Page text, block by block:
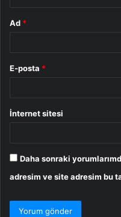
Ad *
E-posta *
İnternet sitesi
Daha sonraki
adresim ve site adresim bu